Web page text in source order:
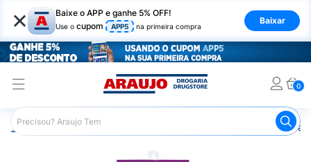
× Baixe o APP e ganhe 5% OFF!
Use o cupom APP5 na primeira compra
Baixar
0
Araujo Mercado Kit Saco para